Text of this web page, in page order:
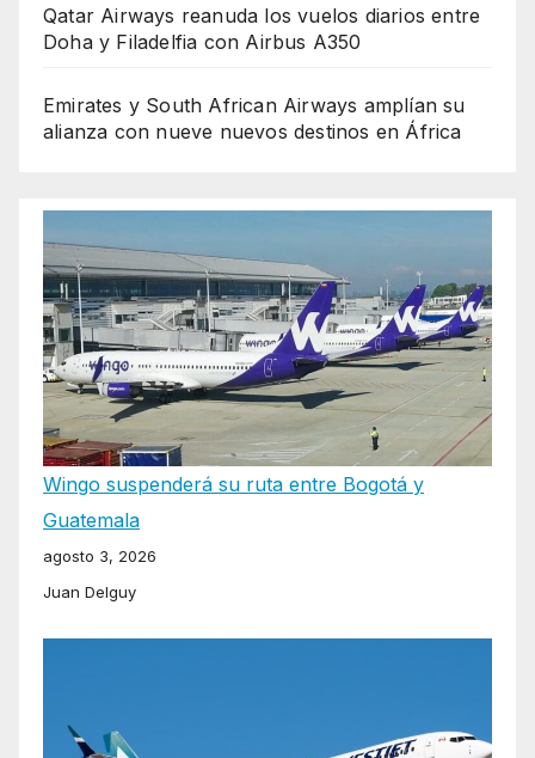
Qatar Airways reanuda los vuelos diarios entre
Doha y Filadelfia con Airbus A350
Emirates y South African Airways amplían su
alianza con nueve nuevos destinos en África
Wingo suspenderá su ruta entre Bogotá y
Guatemala
agosto 3, 2026
Juan Delguy